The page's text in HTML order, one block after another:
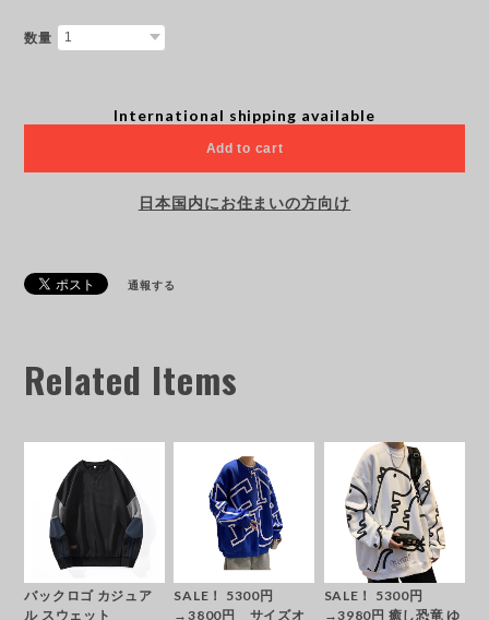
数量
International shipping available
Add to cart
日本国内にお住まいの方向け
通報する
Related Items
バックロゴ カジュア
ル スウェット
SALE！ 5300円
→3800円 サイズオ
SALE！ 5300円
→3980円 癒し恐竜 ゆ